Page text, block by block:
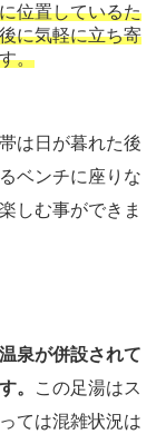
位置しているた
に気軽に立ち寄
。
は日が暮れた後
ベンチに座りな
しむ事ができま
泉が併設されて
。
この足湯はス
ては混雑状況は